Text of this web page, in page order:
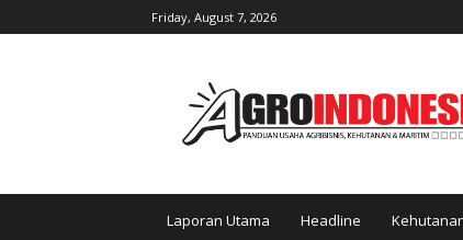
Friday, August 7, 2026
Laporan Utama Headline